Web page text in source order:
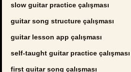
slow guitar practice çalışması
guitar song structure çalışması
guitar lesson app çalışması
self-taught guitar practice çalışması
first guitar song çalışması